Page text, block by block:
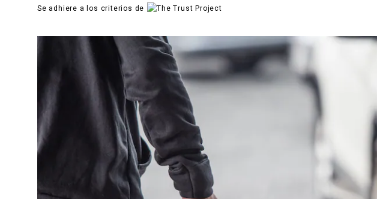
Se adhiere a los criterios de